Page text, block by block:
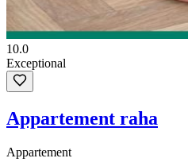
10.0
Exceptional
Appartement raha
Appartement